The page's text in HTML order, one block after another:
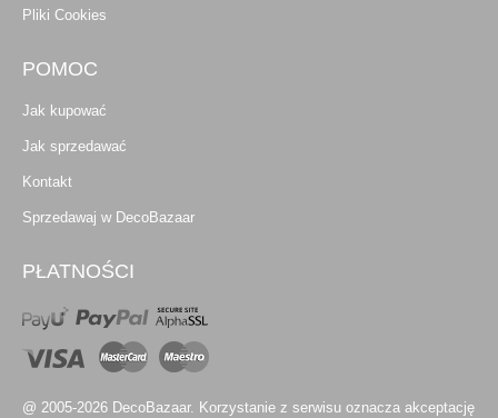
Pliki Cookies
POMOC
Jak kupować
Jak sprzedawać
Kontakt
Sprzedawaj w DecoBazaar
PŁATNOŚCI
@ 2005-2026 DecoBazaar. Korzystanie z serwisu oznacza akceptację